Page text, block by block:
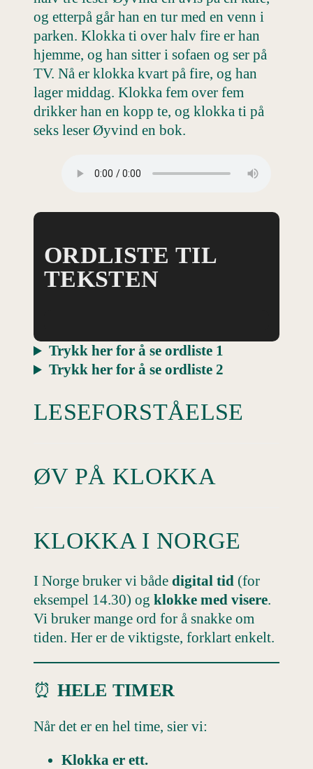
og etterpå går han en tur med en venn i
parken. Klokka ti over halv fire er han
hjemme, og han sitter i sofaen og ser på
TV. Nå er klokka kvart på fire, og han
lager middag. Klokka fem over fem
drikker han en kopp te, og klokka ti på
seks leser Øyvind en bok.
ORDLISTE TIL
TEKSTEN
Trykk her for å se ordliste 1
Trykk her for å se ordliste 2
LESEFORSTÅELSE
ØV PÅ KLOKKA
KLOKKA I NORGE
I Norge bruker vi både digital tid (for
eksempel 14.30) og klokke med visere.
Vi bruker mange ord for å snakke om
tiden. Her er de viktigste, forklart enkelt.
⏰ HELE TIMER
Når det er en hel time, sier vi:
Klokka er ett.